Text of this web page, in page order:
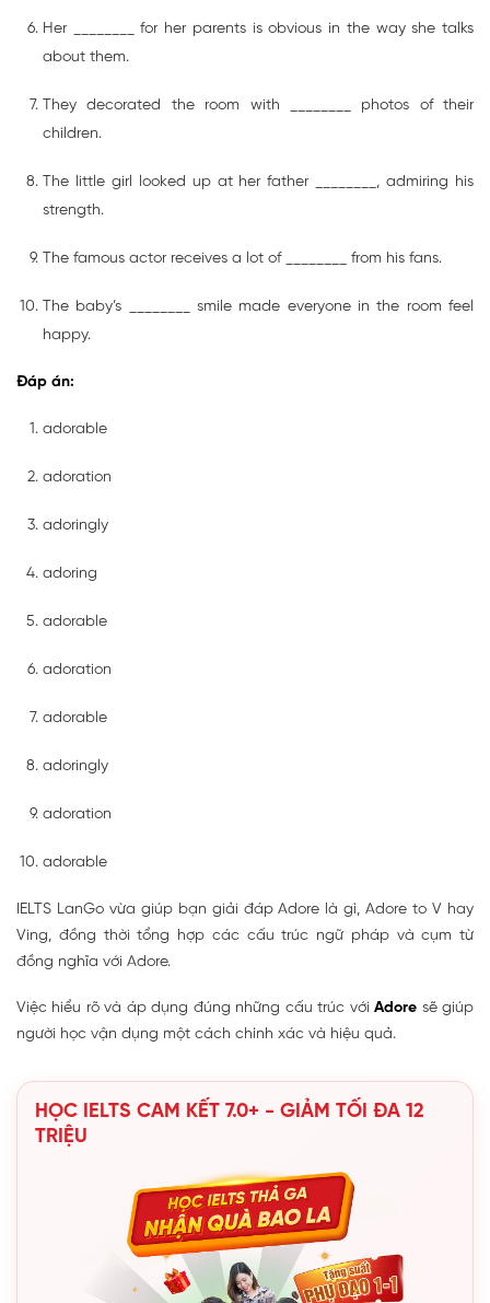
Her ________ for her parents is obvious in the way she talks
about them.
They decorated the room with ________ photos of their
children.
The little girl looked up at her father ________, admiring his
strength.
The famous actor receives a lot of ________ from his fans.
The baby’s ________ smile made everyone in the room feel
happy.
Đáp án:
adorable
adoration
adoringly
adoring
adorable
adoration
adorable
adoringly
adoration
adorable
IELTS LanGo vừa giúp bạn giải đáp Adore là gì, Adore to V hay
Ving, đồng thời tổng hợp các cấu trúc ngữ pháp và cụm từ
đồng nghĩa với Adore.
Việc hiểu rõ và áp dụng đúng những cấu trúc vớiAdore sẽ giúp
người học vận dụng một cách chính xác và hiệu quả.
HỌC IELTS CAM KẾT 7.0+ - GIẢM TỐI ĐA 12
TRIỆU